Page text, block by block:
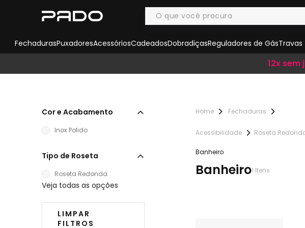
FechadurasPuxadoresAcessóriosCadeadosDobradiçasReguladores de GásTravas
Frete Grátis
12x sem
Cor e Acabamento
Inox Polido
Tipo de Roseta
Roseta Redonda
Veja todas as opções
LIMPAR
FILTROS
Fechaduras
Acessibilidade Roseta
Banheiro
Banheiro1 Itens